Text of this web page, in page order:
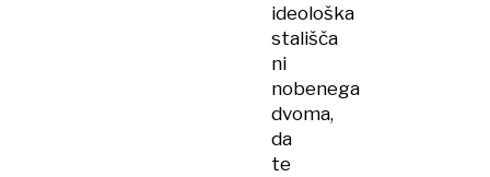
ideološka
stališča
ni
nobenega
dvoma,
da
te